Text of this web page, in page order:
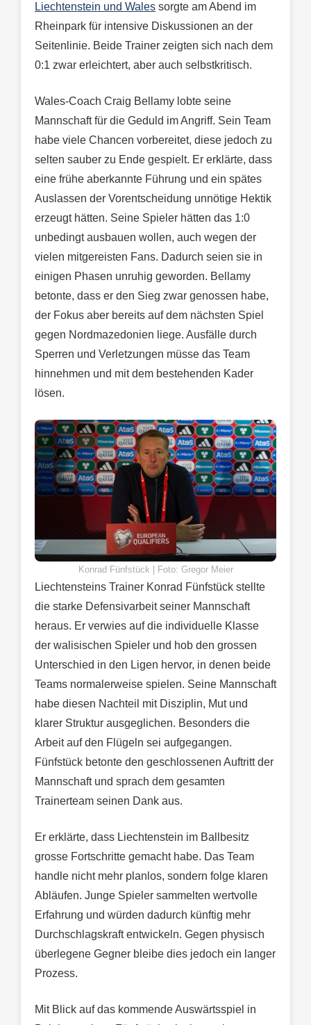
Liechtenstein und Wales sorgte am Abend im
Rheinpark für intensive Diskussionen an der
Seitenlinie. Beide Trainer zeigten sich nach dem
0:1 zwar erleichtert, aber auch selbstkritisch.
Wales-Coach Craig Bellamy lobte seine
Mannschaft für die Geduld im Angriff. Sein Team
habe viele Chancen vorbereitet, diese jedoch zu
selten sauber zu Ende gespielt. Er erklärte, dass
eine frühe aberkannte Führung und ein spätes
Auslassen der Vorentscheidung unnötige Hektik
erzeugt hätten. Seine Spieler hätten das 1:0
unbedingt ausbauen wollen, auch wegen der
vielen mitgereisten Fans. Dadurch seien sie in
einigen Phasen unruhig geworden. Bellamy
betonte, dass er den Sieg zwar genossen habe,
der Fokus aber bereits auf dem nächsten Spiel
gegen Nordmazedonien liege. Ausfälle durch
Sperren und Verletzungen müsse das Team
hinnehmen und mit dem bestehenden Kader
lösen.
Konrad Fünfstück | Foto: Gregor Meier
Liechtensteins Trainer Konrad Fünfstück stellte
die starke Defensivarbeit seiner Mannschaft
heraus. Er verwies auf die individuelle Klasse
der walisischen Spieler und hob den grossen
Unterschied in den Ligen hervor, in denen beide
Teams normalerweise spielen. Seine Mannschaft
habe diesen Nachteil mit Disziplin, Mut und
klarer Struktur ausgeglichen. Besonders die
Arbeit auf den Flügeln sei aufgegangen.
Fünfstück betonte den geschlossenen Auftritt der
Mannschaft und sprach dem gesamten
Trainerteam seinen Dank aus.
Er erklärte, dass Liechtenstein im Ballbesitz
grosse Fortschritte gemacht habe. Das Team
handle nicht mehr planlos, sondern folge klaren
Abläufen. Junge Spieler sammelten wertvolle
Erfahrung und würden dadurch künftig mehr
Durchschlagskraft entwickeln. Gegen physisch
überlegene Gegner bleibe dies jedoch ein langer
Prozess.
Mit Blick auf das kommende Auswärtsspiel in